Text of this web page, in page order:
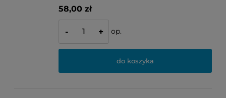
58,00 zł
- + op.
do koszyka